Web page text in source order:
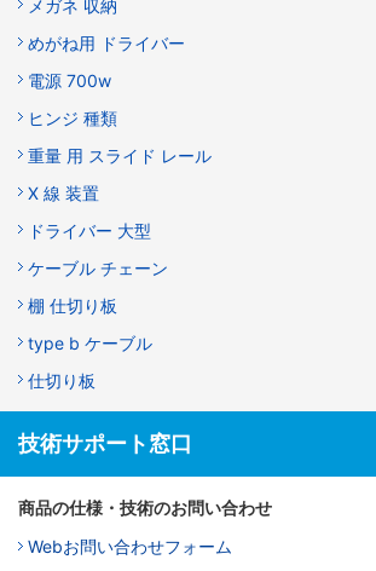
メガネ 収納
めがね用 ドライバー
電源 700w
ヒンジ 種類
重量 用 スライド レール
X 線 装置
ドライバー 大型
ケーブル チェーン
棚 仕切り板
type b ケーブル
仕切り板
技術サポート窓口
商品の仕様・技術のお問い合わせ
Webお問い合わせフォーム